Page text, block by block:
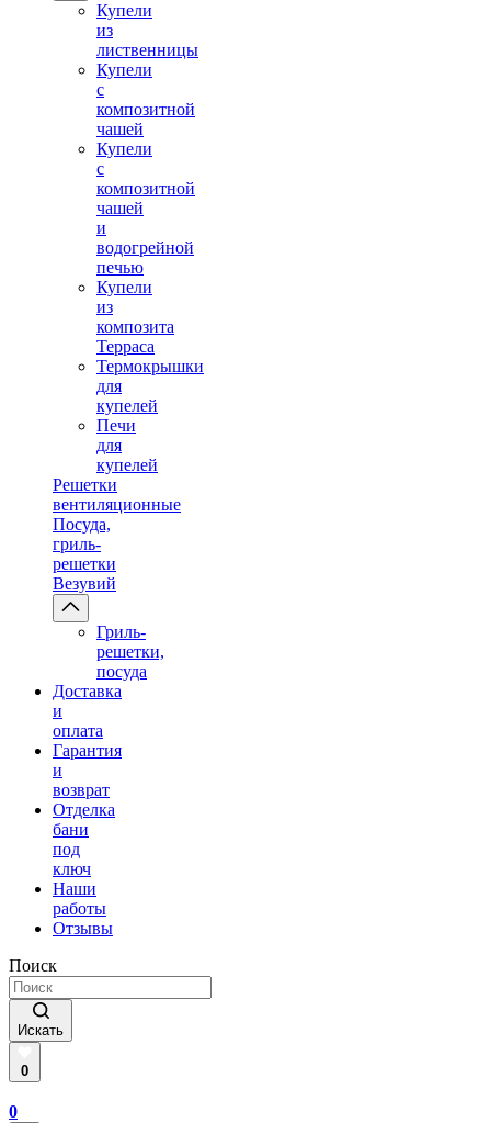
Купели
из
лиственницы
Купели
с
композитной
чашей
Купели
с
композитной
чашей
и
водогрейной
печью
Купели
из
композита
Терраса
Термокрышки
для
купелей
Печи
для
купелей
Решетки
вентиляционные
Посуда,
гриль-
решетки
Везувий
Гриль-
решетки,
посуда
Доставка
и
оплата
Гарантия
и
возврат
Отделка
бани
под
ключ
Наши
работы
Отзывы
Поиск
Искать
0
0